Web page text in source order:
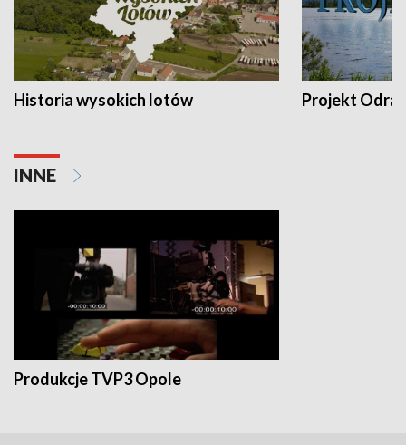
Historia wysokich lotów Projekt Odra
INNE
Produkcje TVP3 Opole